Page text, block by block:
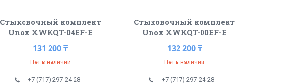
Стыковочный комплект
Unox XWKQT-04EF-E
131 200 ₸
Нет в наличии
+7 (717) 297-24-28
Стыковочный комплект
Unox XWKQT-00EF-E
132 200 ₸
Нет в наличии
+7 (717) 297-24-28